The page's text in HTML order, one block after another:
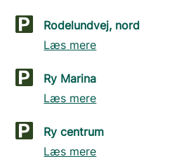
Rodelundvej, nord
Læs mere
Ry Marina
Læs mere
Ry centrum
Læs mere